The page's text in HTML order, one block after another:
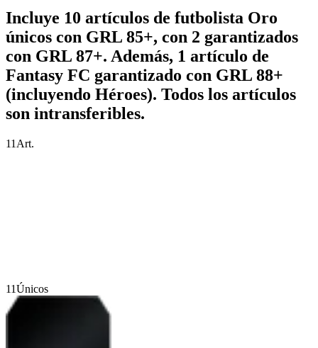
Incluye 10 artículos de futbolista Oro
únicos con GRL 85+, con 2 garantizados
con GRL 87+. Además, 1 artículo de
Fantasy FC garantizado con GRL 88+
(incluyendo Héroes). Todos los artículos
son intransferibles.
11 Art.
11Únicos